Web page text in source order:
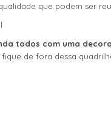
que podem ser
todos com uma
de fora dessa